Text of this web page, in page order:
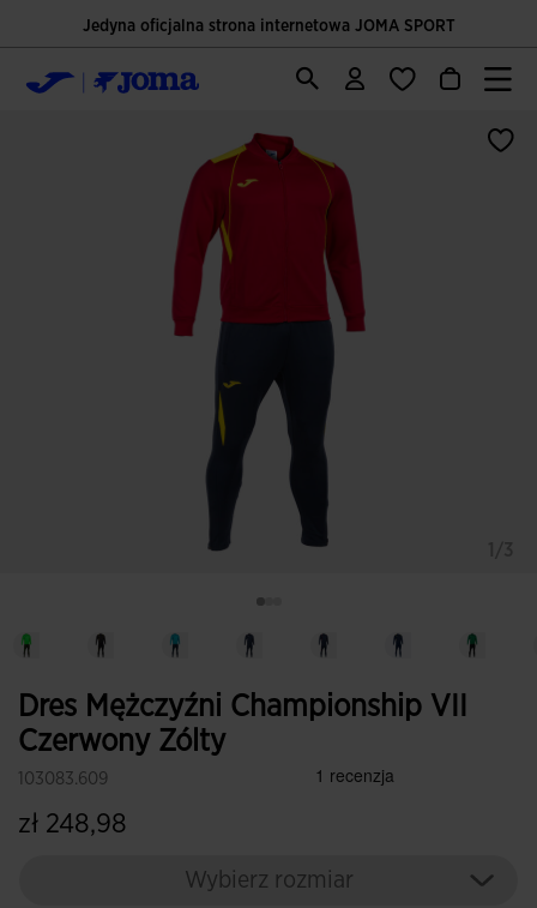
Jedyna oficjalna strona internetowa JOMA SPORT
Dres Mężczyźni Championship VII
Czerwony Zólty
103083.609
zł 248,98
Wybierz rozmiar